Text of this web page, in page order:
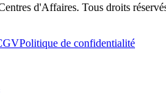
d'Affaires. Tous droits
Politique de confidentialité